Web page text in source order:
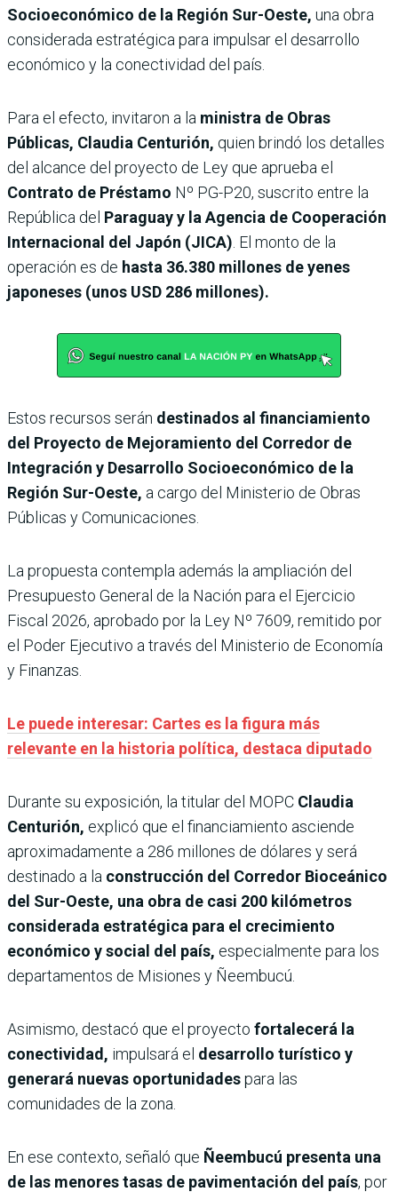
Socioeconómico de la Región Sur-Oeste, una obra
considerada estratégica para impulsar el desarrollo
económico y la conectividad del país.
Para el efecto, invitaron a la ministra de Obras
Públicas, Claudia Centurión, quien brindó los detalles
del alcance del proyecto de Ley que aprueba el
Contrato de Préstamo Nº PG-P20, suscrito entre la
República del Paraguay y la Agencia de Cooperación
Internacional del Japón (JICA) . El monto de la
operación es de hasta 36.380 millones de yenes
japoneses (unos USD 286 millones).
Estos recursos serán destinados al financiamiento
del Proyecto de Mejoramiento del Corredor de
Integración y Desarrollo Socioeconómico de la
Región Sur-Oeste, a cargo del Ministerio de Obras
Públicas y Comunicaciones.
La propuesta contempla además la ampliación del
Presupuesto General de la Nación para el Ejercicio
Fiscal 2026, aprobado por la Ley Nº 7609, remitido por
el Poder Ejecutivo a través del Ministerio de Economía
y Finanzas.
Le puede interesar: Cartes es la figura más
relevante en la historia política, destaca diputado
Durante su exposición, la titular del MOPC Claudia
Centurión, explicó que el financiamiento asciende
aproximadamente a 286 millones de dólares y será
destinado a la construcción del Corredor Bioceánico
del Sur-Oeste, una obra de casi 200 kilómetros
considerada estratégica para el crecimiento
económico y social del país, especialmente para los
departamentos de Misiones y Ñeembucú.
Asimismo, destacó que el proyecto fortalecerá la
conectividad, impulsará el desarrollo turístico y
generará nuevas oportunidadespara las
comunidades de la zona.
En ese contexto, señaló que Ñeembucú presenta una
de las menores tasas de pavimentación del país, por